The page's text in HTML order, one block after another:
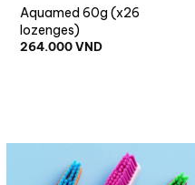
Aquamed 60g (x26
lozenges)
264.000VND